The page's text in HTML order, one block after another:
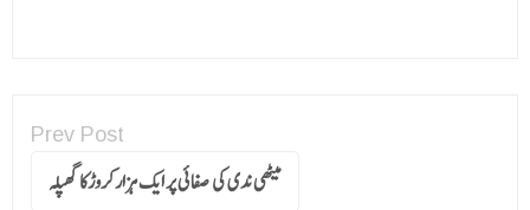
Prev Post
میٹھی ندی کی صفائی پر ایک ہزارکروڑکا گھپلہ